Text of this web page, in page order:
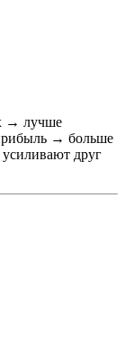
→ лучше
→ больше
друг